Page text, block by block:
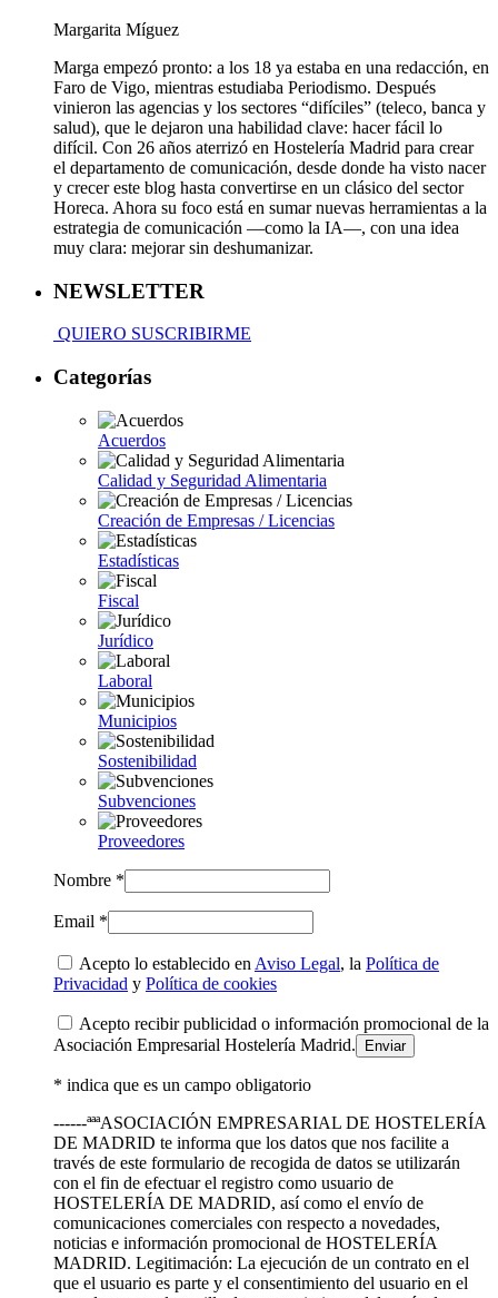
Margarita Míguez
Marga empezó pronto: a los 18 ya estaba en una redacción, en
Faro de Vigo, mientras estudiaba Periodismo. Después
vinieron las agencias y los sectores “difíciles” (teleco, banca y
salud), que le dejaron una habilidad clave: hacer fácil lo
difícil. Con 26 años aterrizó en Hostelería Madrid para crear
el departamento de comunicación, desde donde ha visto nacer
y crecer este blog hasta convertirse en un clásico del sector
Horeca. Ahora su foco está en sumar nuevas herramientas a la
estrategia de comunicación —como la IA—, con una idea
muy clara: mejorar sin deshumanizar.
NEWSLETTER
QUIERO SUSCRIBIRME
Categorías
Acuerdos
Calidad y Seguridad Alimentaria
Creación de Empresas / Licencias
Estadísticas
Fiscal
Jurídico
Laboral
Municipios
Sostenibilidad
Subvenciones
Proveedores
Nombre *
Email *
Acepto lo establecido en Aviso Legal, la Política de
Privacidad y Política de cookies
Acepto recibir publicidad o información promocional de la
Asociación Empresarial Hostelería Madrid.
* indica que es un campo obligatorio
------ªªªASOCIACIÓN EMPRESARIAL DE HOSTELERÍA
DE MADRID te informa que los datos que nos facilite a
través de este formulario de recogida de datos se utilizarán
con el fin de efectuar el registro como usuario de
HOSTELERÍA DE MADRID, así como el envío de
comunicaciones comerciales con respecto a novedades,
noticias e información promocional de HOSTELERÍA
MADRID. Legitimación: La ejecución de un contrato en el
que el usuario es parte y el consentimiento del usuario en el